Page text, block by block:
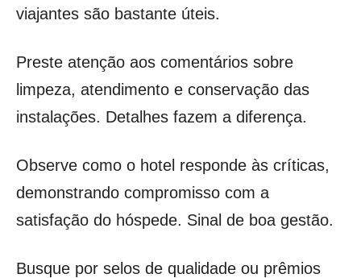
viajantes são bastante úteis.
Preste atenção aos comentários sobre
limpeza, atendimento e conservação das
instalações. Detalhes fazem a diferença.
Observe como o hotel responde às críticas,
demonstrando compromisso com a
satisfação do hóspede. Sinal de boa gestão.
Busque por selos de qualidade ou prêmios